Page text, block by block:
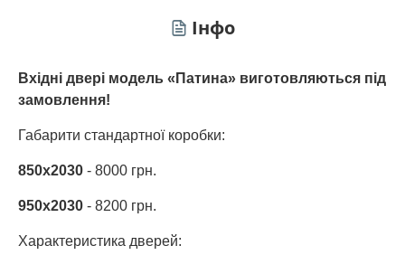
Інфо
Вхідні двері модель «Патина» виготовляються під
замовлення!
Габарити стандартної коробки:
850х2030 - 8000 грн.
950х2030 - 8200 грн.
Характеристика дверей: